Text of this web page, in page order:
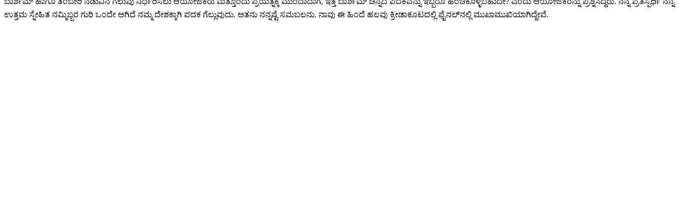
ಉತ್ತಮ ಸ್ನೇಹಿತ ನಮ್ಮಿಬ್ಬರ ಗುರಿ ಒಂದೇ ಅಗಿದೆ ನಮ್ಮ ದೇಶಕ್ಕಾಗಿ ಪದಕ ಗೆಲ್ಲುವುದು. ಅತನು ನನ್ನಷ್ಟೆ ಸಮಬಲನು. ನಾವು ಈ ಹಿಂದೆ ಹಲವು ಕ್ರೀಡಾಕೂಟದಲ್ಲಿ ಫೈನಲ್‌ನಲ್ಲಿ ಮುಖಾಮುಖಿಯಾಗಿದ್ದೇವೆ.